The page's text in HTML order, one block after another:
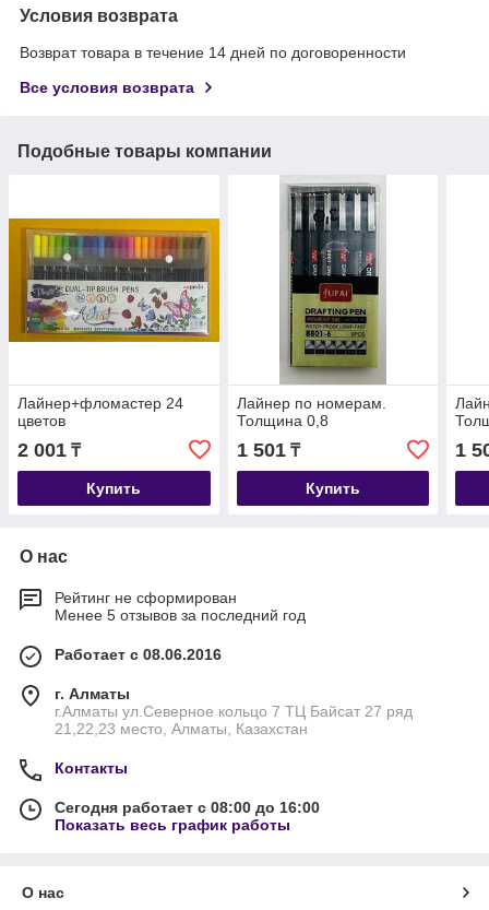
Условия возврата
Возврат товара в течение 14 дней по договоренности
Все условия возврата
Подобные товары компании
Лайнер+фломастер 24
цветов
2 001 ₸
Купить
Лайнер по номерам.
Толщина 0,8
1 501₸
Купить
1
О нас
Рейтинг не сформирован
Менее 5 отзывов за последний год
Работает с 08.06.2016
г. Алматы
г.Алматы ул.Северное кольцо 7 ТЦ Байсат 27 ряд
21,22,23 место, Алматы, Казахстан
Контакты
Сегодня работает с 08:00 до 16:00
Показать весь график работы
О нас